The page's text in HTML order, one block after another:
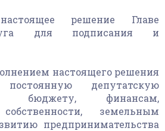
решение Главе
для подписания и
настоящего решения
депутатскую
бюджету, финансам,
земельным
предпринимательства